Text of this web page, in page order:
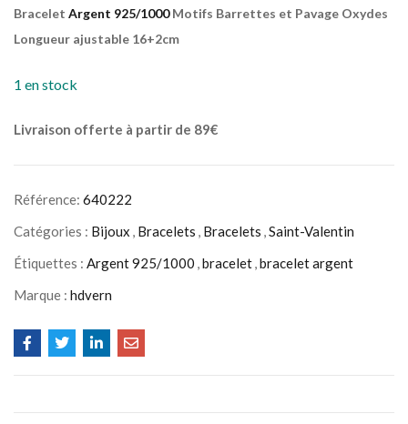
Bracelet Argent 925/1000Motifs Barrettes et Pavage Oxydes
Longueur ajustable 16+2cm
1 en stock
Livraison offerte à partir de 89€
Référence: 640222
Catégories : Bijoux , Bracelets , Bracelets ,Saint-Valentin
Étiquettes : Argent 925/1000 ,bracelet,bracelet argent
Marque : hdvern